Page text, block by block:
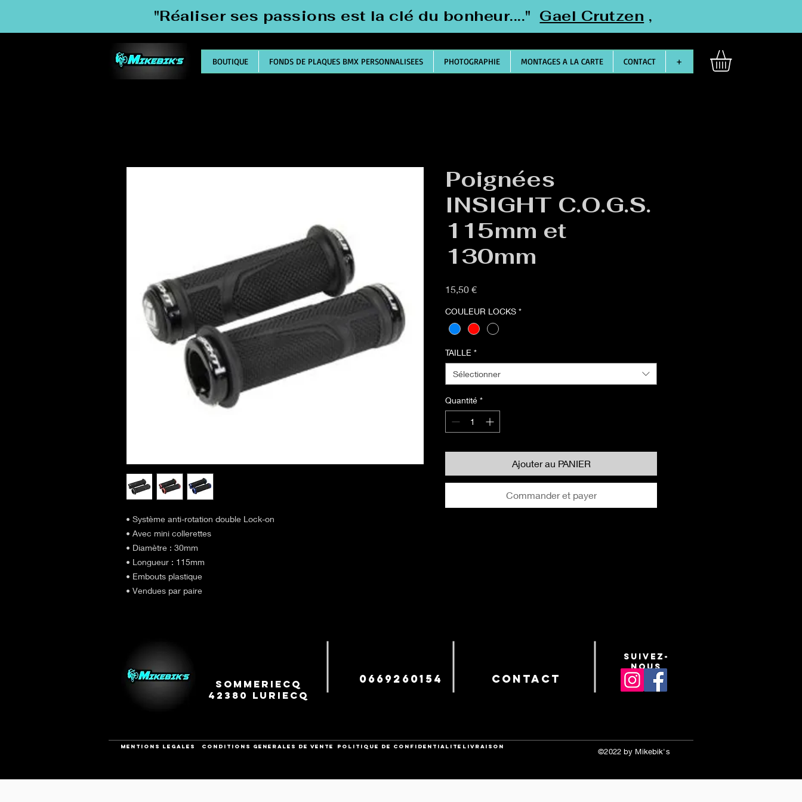
"Réaliser ses passions est la clé du bonheur...." Gael Crutzen ,
BOUTIQUE FONDS DE PLAQUES BMX PERSONNALISEES PHOTOGRAPHIE MONTAGES A LA CARTE CONTACT +
• Système anti-rotation double Lock-on
• Avec mini collerettes
• Diamètre : 30mm
• Longueur : 115mm
• Embouts plastique
​​​​​​​• Vendues par paire
Poignées
INSIGHT C.O.G.S.
115mm et
130mm
15,50 €Prix
COULEUR LOCKS *
TAILLE *
Sélectionner
Quantité *
Ajouter au PANIER
Commander et payer
contact
suivez-
nous
Sommeriecq
42380 Luriecq
0669260154
Mentions legales CONDITIONS GENERALES DE VENTE Livraison
POLITIQUE DE CONFIDENTIALITE
©2022 by Mikebik's